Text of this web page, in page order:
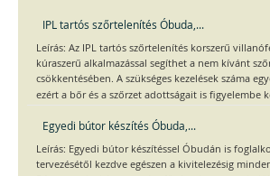
IPL tartós szőrtelenítés Óbuda,...
Leírás: Az IPL tartós szőrtelenítés korszerű
kúraszerű alkalmazással segíthet a nem kívánt
csökkentésében. A szükséges kezelések száma
ezért a bőr és a szőrzet adottságait is figyelembe
Egyedi bútor készítés Óbuda,...
Leírás: Egyedi bútor készítéssel Óbudán is
tervezésétől kezdve egészen a kivitelezésig